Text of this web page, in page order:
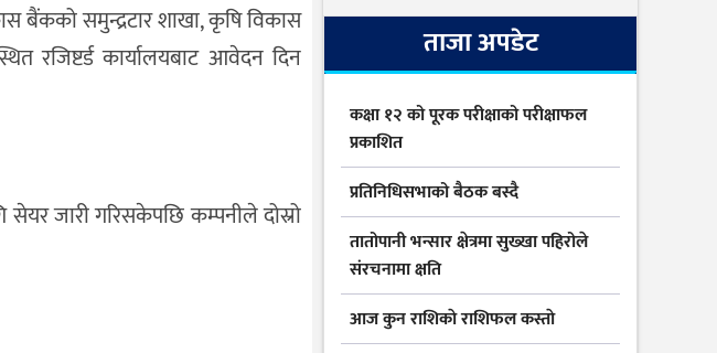
बैंकको समुन्द्रटार शाखा, कृषि विकास
रजिष्टर्ड कार्यालयबाट आवेदन दिन
सेयर जारी गरिसकेपछि कम्पनीले दोस्रो
ताजा अपडेट
कक्षा १२ को पूरक परीक्षाको परीक्षाफल
प्रकाशित
प्रतिनिधिसभाको बैठक बस्दै
तातोपानी भन्सार क्षेत्रमा सुख्खा पहिरोले
संरचनामा क्षति
आज कुन राशिकाे राशिफल कस्ताे